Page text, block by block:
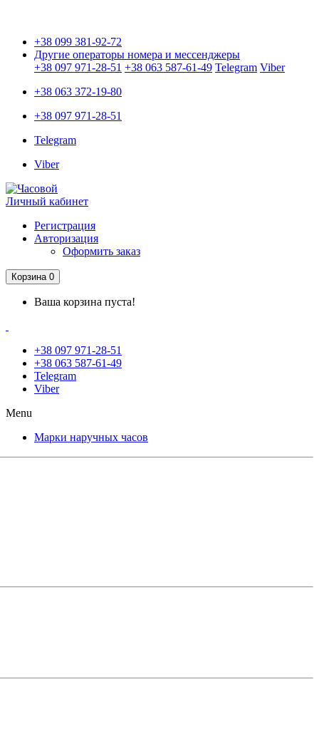
+38 099 381-92-72
Другие операторы номера и мессенджеры
+38 097 971-28-51 +38 063 587-61-49 Telegram Viber
+38 063 372-19-80
+38 097 971-28-51
Telegram
Viber
Личный кабинет
Регистрация
Авторизация
Оформить заказ
Корзина 0
Ваша корзина пуста!
+38 097 971-28-51
+38 063 587-61-49
Telegram
Viber
Menu
Марки наручных часов